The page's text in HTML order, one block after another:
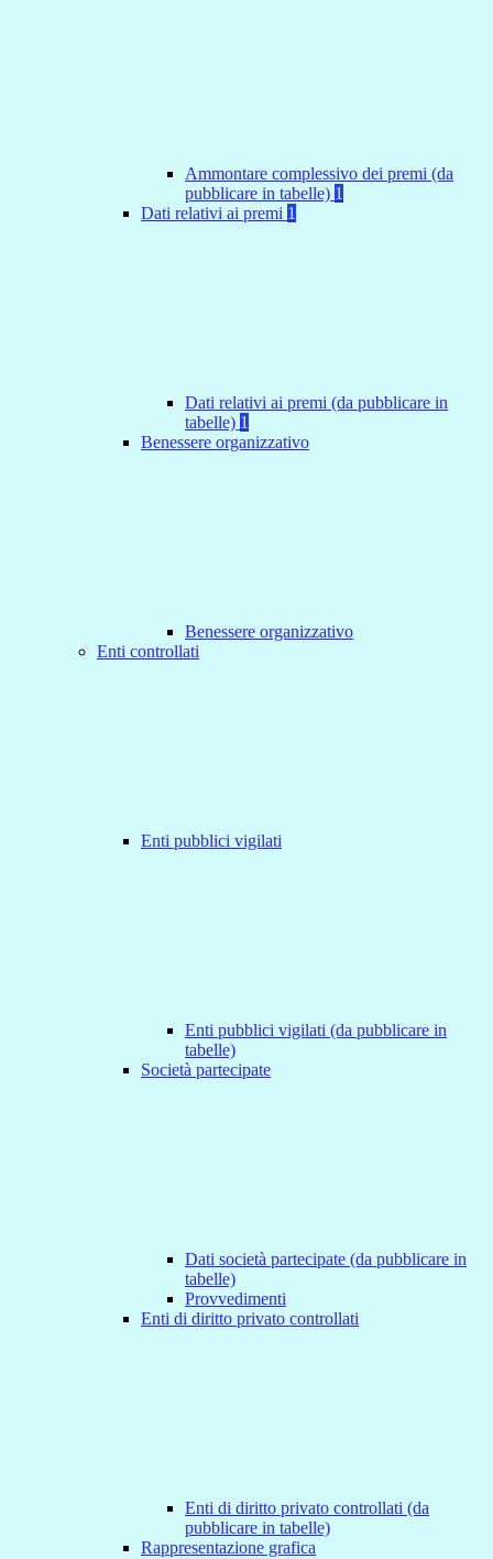
Ammontare complessivo dei premi (da
pubblicare in tabelle) 1
Dati relativi ai premi 1
Dati relativi ai premi (da pubblicare in
tabelle) 1
Benessere organizzativo
Benessere organizzativo
Enti controllati
Enti pubblici vigilati
Enti pubblici vigilati (da pubblicare in
tabelle)
Società partecipate
Dati società partecipate (da pubblicare in
tabelle)
Provvedimenti
Enti di diritto privato controllati
Enti di diritto privato controllati (da
pubblicare in tabelle)
Rappresentazione grafica